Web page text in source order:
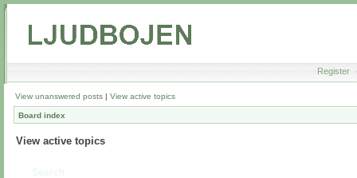
Register
View unanswered posts | View active topics
Board index
View active topics